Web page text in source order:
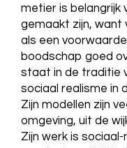
metier is belangrijk
gemaakt zijn, want
als een
boodschap goed
staat in de traditie
sociaal realisme in
Zijn modellen zijn
omgeving, uit de
Zijn werk is